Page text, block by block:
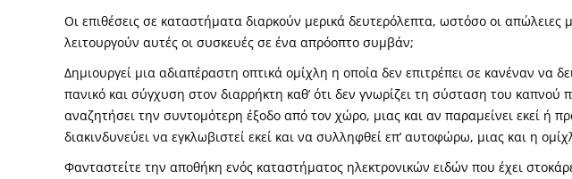
Οι επιθέσεις σε καταστήματα διαρκούν μερικά δευτερόλεπτα, ωστόσο οι
λειτουργούν αυτές οι συσκευές σε ένα απρόοπτο συμβάν;
Δημιουργεί μια αδιαπέραστη οπτικά ομίχλη η οποία δεν επιτρέπει σε κανέναν να
πανικό και σύγχυση στον διαρρήκτη καθ’ ότι δεν γνωρίζει τη σύσταση του καπνού
αναζητήσει την συντομότερη έξοδο από τον χώρο, μιας και αν παραμείνει εκεί ή
διακινδυνεύει να εγκλωβιστεί εκεί και να συλληφθεί επ’ αυτοφώρω, μιας και η
Φανταστείτε την αποθήκη ενός καταστήματος ηλεκτρονικών ειδών που έχει